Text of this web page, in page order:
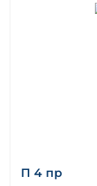
П 4 пр